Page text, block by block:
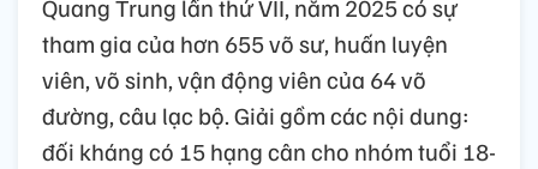
Quang Trung lần thứ VII, năm 2025 có sự
tham gia của hơn 655 võ sư, huấn luyện
viên, võ sinh, vận động viên của 64 võ
đường, câu lạc bộ. Giải gồm các nội dung:
đối kháng có 15 hạng cân cho nhóm tuổi 18-